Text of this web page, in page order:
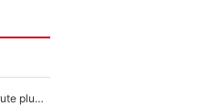
«Le budget a augmenté» : Decathlon-CMA CGM recrute plusieurs coureurs pour offrir à Paul Seixas une équipe pour gagner le Tour de France 2027